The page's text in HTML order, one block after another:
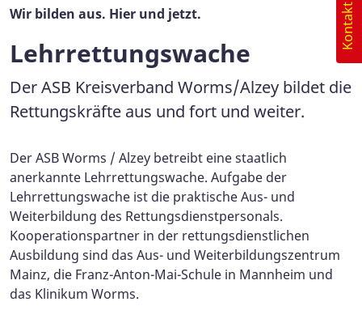
Wir bilden aus. Hier und jetzt.
Lehrrettungswache
Der ASB Kreisverband Worms/Alzey bildet die
Rettungskräfte aus und fort und weiter.
Der ASB Worms / Alzey betreibt eine staatlich
anerkannte Lehrrettungswache. Aufgabe der
Lehrrettungswache ist die praktische Aus- und
Weiterbildung des Rettungsdienstpersonals.
Kooperationspartner in der rettungsdienstlichen
Ausbildung sind das Aus- und Weiterbildungszentrum
Mainz, die Franz-Anton-Mai-Schule in Mannheim und
das Klinikum Worms.
Kontakt